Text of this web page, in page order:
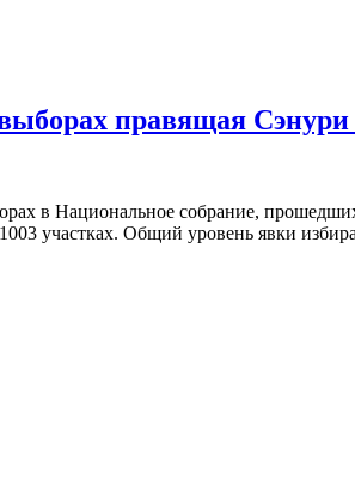
правящая Сэнури
в Национальное собрание,
участках. Общий уровень явки